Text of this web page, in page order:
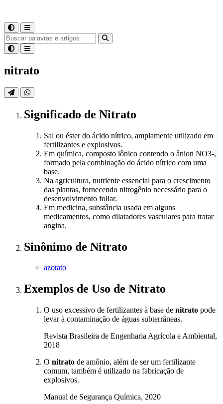
nitrato
Significado de Nitrato
Sal ou éster do ácido nítrico, amplamente utilizado em
fertilizantes e explosivos.
Em química, composto iônico contendo o ânion NO3-,
formado pela combinação do ácido nítrico com uma
base.
Na agricultura, nutriente essencial para o crescimento
das plantas, fornecendo nitrogênio necessário para o
desenvolvimento foliar.
Em medicina, substância usada em alguns
medicamentos, como dilatadores vasculares para tratar
angina.
Sinônimo de Nitrato
azotato
Exemplos de Uso de Nitrato
O uso excessivo de fertilizantes à base de nitrato pode
levar à contaminação de águas subterrâneas.
Revista Brasileira de Engenharia Agrícola e Ambiental,
2018
O nitrato de amônio, além de ser um fertilizante
comum, também é utilizado na fabricação de
explosivos.
Manual de Segurança Química, 2020